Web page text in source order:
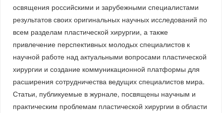
освящения российскими и зарубежными специалистами
результатов своих оригинальных научных исследований по
всем разделам пластической хирургии, а также
привлечение перспективных молодых специалистов к
научной работе над актуальными вопросами пластической
хирургии и создание коммуникационной платформы для
расширения сотрудничества ведущих специалистов мира.
Статьи, публикуемые в журнале, посвящены научным и
практическим проблемам пластической хирургии в области